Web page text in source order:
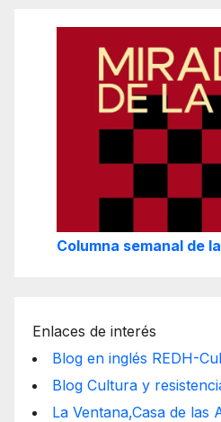
Columna semanal de la
Enlaces de interés
Blog en inglés REDH-
Blog Cultura y
La Ventana,Casa de las